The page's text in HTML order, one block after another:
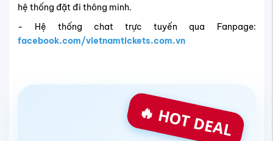
hệ thống đặt đi thông minh.
- Hệ thống chat trực tuyến qua Fanpage:
facebook.com/vietnamtickets.com.vn
🔥 HOT DEAL